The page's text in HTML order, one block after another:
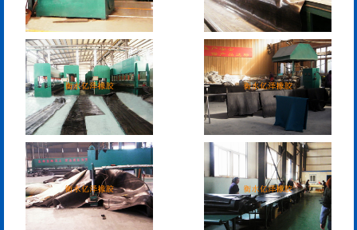
板式橡胶伸缩缝 C型桥梁伸缩缝
200*25米圆形桥梁气囊
390*14米的圆形充气芯